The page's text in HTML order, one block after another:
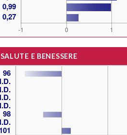
SALUTE E BENESSERE